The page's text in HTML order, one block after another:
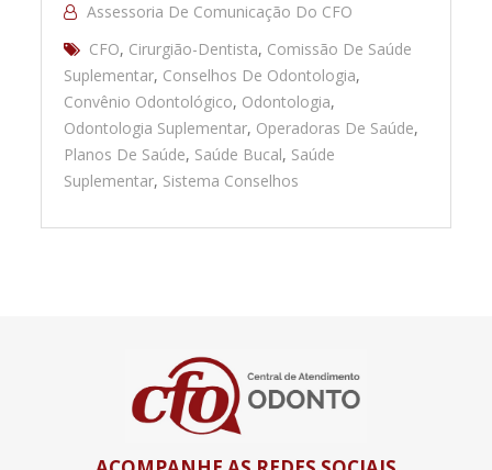
Assessoria De Comunicação Do CFO
CFO, Cirurgião-Dentista, Comissão De Saúde
Suplementar, Conselhos De Odontologia,
Convênio Odontológico, Odontologia,
Odontologia Suplementar, Operadoras De Saúde,
Planos De Saúde, Saúde Bucal, Saúde
Suplementar, Sistema Conselhos